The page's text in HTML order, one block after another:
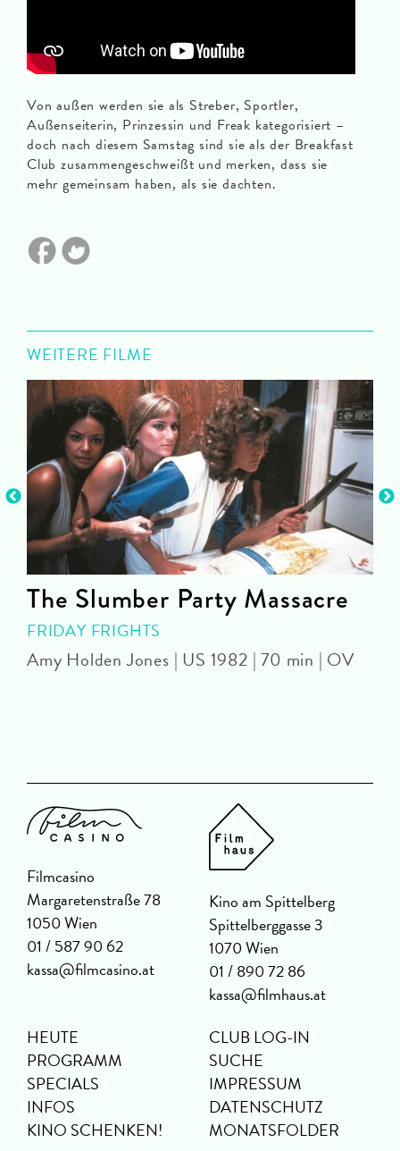
Von außen werden sie als Streber, Sportler,
Außenseiterin, Prinzessin und Freak kategorisiert –
doch nach diesem Samstag sind sie als der Breakfast
Club zusammengeschweißt und merken, dass sie
mehr gemeinsam haben, als sie dachten.
WEITERE FILME
The Slumber Party Massacre
FRIDAY FRIGHTS
Amy Holden Jones | US 1982 | 70 min | OV
Filmcasino
Margaretenstraße 78
1050 Wien
01 / 587 90 62
kassa@filmcasino.at
Kino am Spittelberg
Spittelberggasse 3
1070 Wien
01 / 890 72 86
kassa@filmhaus.at
HEUTE
PROGRAMM
SPECIALS
INFOS
KINO SCHENKEN!
CLUB LOG-IN
SUCHE
IMPRESSUM
DATENSCHUTZ
MONATSFOLDER